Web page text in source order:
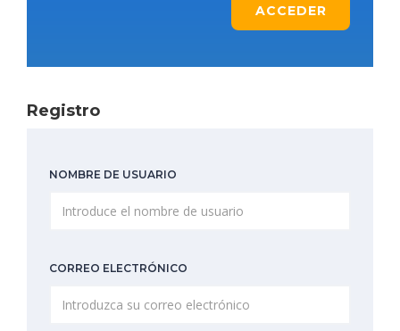
ACCEDER
Registro
NOMBRE DE USUARIO
CORREO ELECTRÓNICO